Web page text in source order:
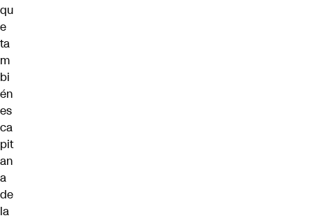
qu
e
ta
m
bi
én
es
ca
pit
an
a
de
la